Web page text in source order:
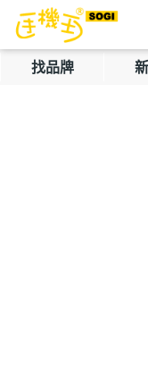
找品牌